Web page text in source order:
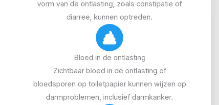
vorm van de ontlasting, zoals constipatie of
diarree, kunnen optreden.
Bloed in de ontlasting
Zichtbaar bloed in de ontlasting of
bloedsporen op toiletpapier kunnen wijzen op
darmproblemen, inclusief darmkanker.